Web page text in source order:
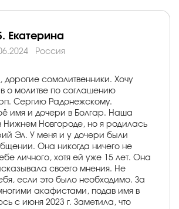
Екатерина
Россия
дорогие сомолитвенники. Хочу
о молитве по соглашению
Сергию Радонежскому.
имя и дочери в Болгар. Наша
Нижнем Новгороде, но я родилась
Эл. У меня и у дочери были
Она никогда ничего не
личного, хотя ей уже 15 лет. Она
своего мнения. Не
если это было необходимо. За
акафистами, подав имя в
с июня 2023 г. Заметила, что